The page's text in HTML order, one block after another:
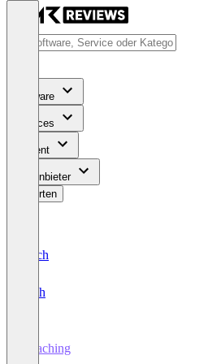
Software
Services
Content
Für Anbieter
Bewerten
Deutsch
English
Coaching